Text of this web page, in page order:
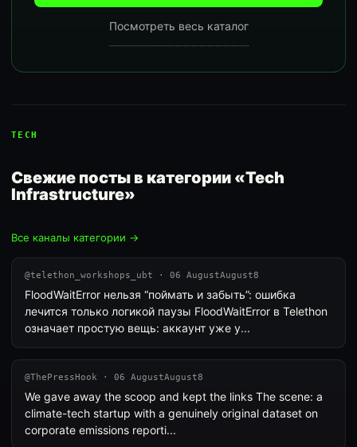
Посмотреть весь каталог
TECH
Свежие посты в категории «Tech
Infrastructure»
Все каналы категории →
@telethon_workshops_ubt · 06 AugustAugust8
FloodWaitError нельзя “поймать и забыть”: ошибка
лечится только логикой паузы FloodWaitError в Telethon
означает простую вещь: аккаунт уже у...
@ThePressHook · 06 AugustAugust8
We gave away the scoop and kept the links The scene: a
climate-tech startup with a genuinely original dataset on
corporate emissions reporti...